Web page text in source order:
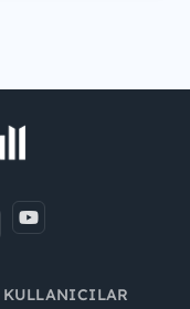
KULLANICILAR